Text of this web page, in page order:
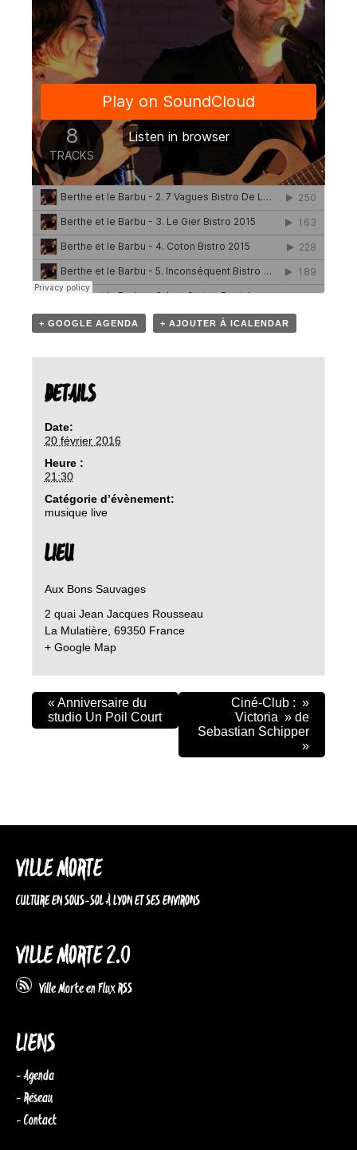
+ GOOGLE AGENDA + AJOUTER À ICALENDAR
DETAILS
Date:
20 février 2016
Heure :
21:30
Catégorie d’évènement:
musique live
LIEU
Aux Bons Sauvages
2 quai Jean Jacques Rousseau
La Mulatière, 69350 France
+ Google Map
«Anniversaire du
studio Un Poil Court
Ciné-Club : »
Victoria » de
Sebastian Schipper
»
VILLE MORTE
CULTURE EN SOUS-SOL À LYON ET SES ENVIRONS
VILLE MORTE 2.0
Ville Morte en Flux RSS
LIENS
- Agenda
- Réseau
- Contact